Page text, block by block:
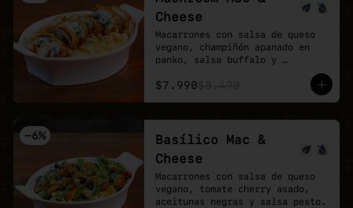
Cheese
Macarrones con salsa de queso
vegano, champiñón apanado en
panko, salsa buffalo y
$7.990
-6%
Basílico Mac &
Cheese
Macarrones con salsa de queso
vegano, tomate cherry asado,
aceitunas negras y salsa pesto.